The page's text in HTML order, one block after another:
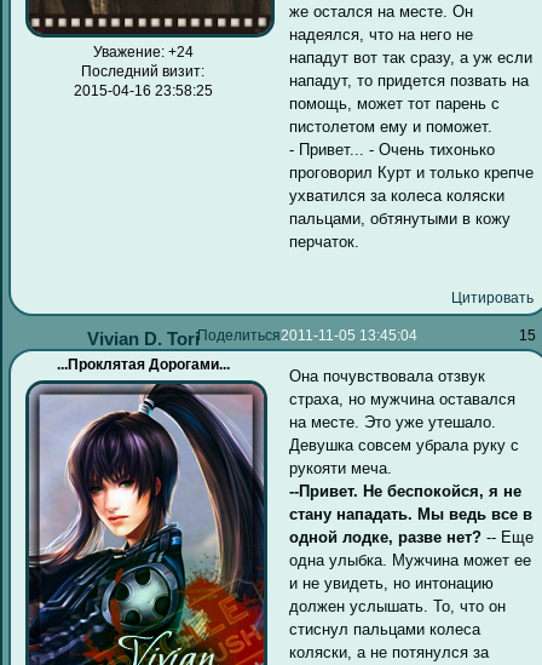
Уважение: +24
Последний визит:
2015-04-16 23:58:25
же остался на месте. Он
надеялся, что на него не
нападут вот так сразу, а уж если
нападут, то придется позвать на
помощь, может тот парень с
пистолетом ему и поможет.
- Привет... - Очень тихонько
проговорил Курт и только крепче
ухватился за колеса коляски
пальцами, обтянутыми в кожу
перчаток.
Цитировать
Поделиться 15
2011-11-05 13:45:04
Vivian D. Tori
...Проклятая Дорогами...
Она почувствовала отзвук
страха, но мужчина оставался
на месте. Это уже утешало.
Девушка совсем убрала руку с
рукояти меча.
--Привет. Не беспокойся, я не
стану нападать. Мы ведь все в
одной лодке, разве нет?-- Еще
одна улыбка. Мужчина может ее
и не увидеть, но интонацию
должен услышать. То, что он
стиснул пальцами колеса
коляски, а не потянулся за